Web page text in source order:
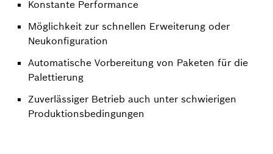
Konstante Performance
Möglichkeit zur schnellen Erweiterung oder
Neukonfiguration
Automatische Vorbereitung von Paketen für die
Palettierung
Zuverlässiger Betrieb auch unter schwierigen
Produktionsbedingungen